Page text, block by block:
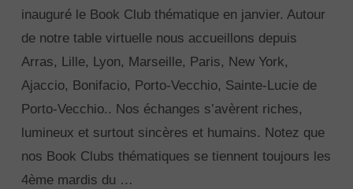
inauguré le Book Club thématique en janvier. Autour
de notre table virtuelle nous accueillons depuis
Arras, Lille, Lyon, Marseille, Paris, New York,
Ajaccio, Bonifacio, Porto-Vecchio, Sainte-Lucie de
Porto-Vecchio.. Nos échanges s’avèrent riches,
lumineux et surtout sincères et humains. Notez que
nos Book Clubs thématiques se tiennent toujours les
4ème mardis du …